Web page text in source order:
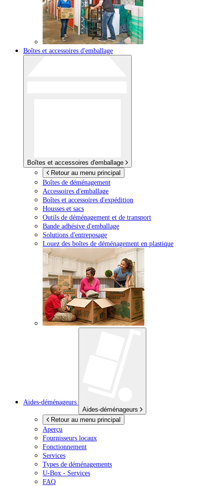
Boîtes et accessoires d'emballage
Boîtes et accessoires d'emballage
Retour au menu principal
Boîtes de déménagement
Accessoires d'emballage
Boîtes et accessoires d'expédition
Housses et sacs
Outils de déménagement et de transport
Bande adhésive d'emballage
Solutions d'entreposage
Louez des boîtes de déménagement en plastique
Aides-déménageurs
Aides-déménageurs
Retour au menu principal
Aperçu
Fournisseurs locaux
Fonctionnement
Services
Types de déménagements
U-Box - Services
FAQ